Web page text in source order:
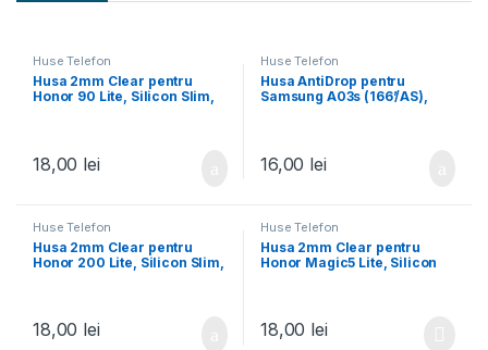
Huse Telefon
Husa 2mm Clear pentru
Honor 90 Lite, Silicon Slim,
18,00 lei
Huse Telefon
Husa AntiDrop pentru
Samsung A03s (166’/AS),
16,00 lei
Huse Telefon
Husa 2mm Clear pentru
Honor 200 Lite, Silicon Slim,
18,00 lei
Huse Telefon
Husa 2mm Clear pentru
Honor Magic5 Lite, Silicon
18,00 lei